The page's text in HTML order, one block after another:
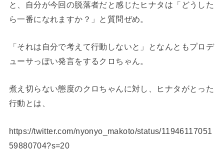
と、自分が今回の脱落者だと感じたヒナタは 「どうした
ら一番になれますか？」と質問ぜめ。
「それは自分で考えて行動しないと」となんともプロデ
ューサっぽい発言をするクロちゃん。
煮え切らない態度のクロちゃんに対し、ヒナタがとった
行動とは、
https://twitter.com/nyonyo_makoto/status/11946117051
59880704?s=20